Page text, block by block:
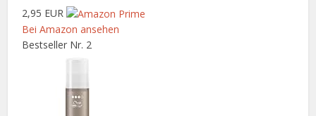
2,95 EUR
Bei Amazon ansehen
Bestseller Nr. 2